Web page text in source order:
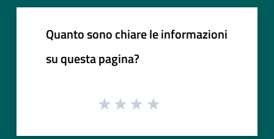
Quanto sono chiare le informazioni
su questa pagina?